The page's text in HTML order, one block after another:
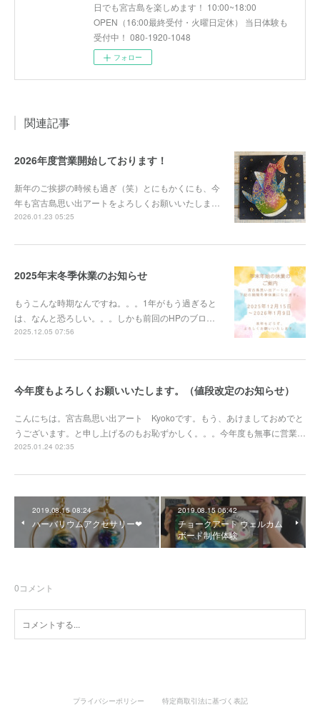
日でも宮古島を楽しめます！ 10:00~18:00
OPEN（16:00最終受付・火曜日定休） 当日体験も
受付中！ 080-1920-1048
フォロー
関連記事
2026年度営業開始しております！
新年のご挨拶の時候も過ぎ（笑）とにもかくにも、今
年も宮古島思い出アートをよろしくお願いいたしま…
2026.01.23 05:25
2025年末冬季休業のお知らせ
もうこんな時期なんですね。。。1年がもう過ぎると
は、なんと恐ろしい。。。しかも前回のHPのブロ…
2025.12.05 07:56
今年度もよろしくお願いいたします。（値段改定のお知らせ）
こんにちは。宮古島思い出アート Kyokoです。もう、あけましておめでと
うございます。と申し上げるのもお恥ずかしく。。。今年度も無事に営業…
2025.01.24 02:35
2019.08.15 08:24
ハーバリウムアクセサリー❤
2019.08.15 06:42
チョークアート ウェルカム
ボード制作体験
0コメント
プライバシーポリシー 特定商取引法に基づく表記